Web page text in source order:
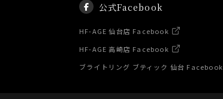
公式Facebook
HF-AGE 仙台店 Facebook
HF-AGE 高崎店 Facebook
ブライトリング ブティック 仙台 Facebook